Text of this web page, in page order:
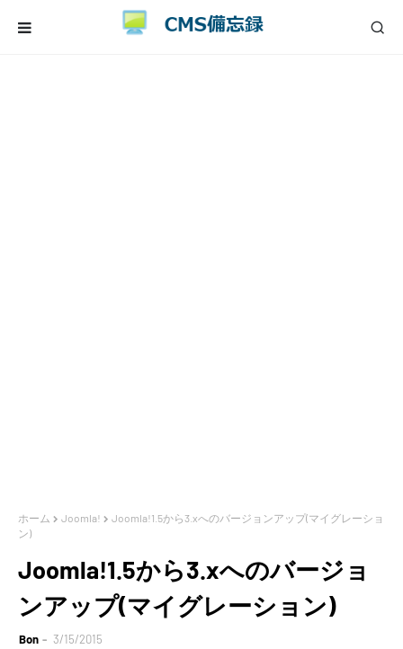
ホーム Joomla!
Joomla!1.5から3.xへのバージョンアップ(マイグレーショ
ン)
Joomla!1.5から3.xへのバージョ
ンアップ(マイグレーション)
Bon 3/15/2015